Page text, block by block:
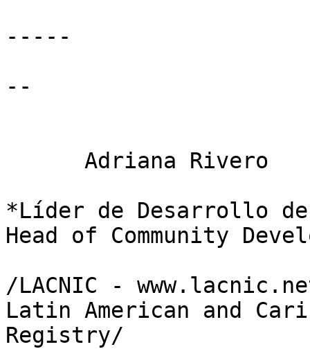
-----
--
*Líder de Desarrollo de
Head of Community
/LACNIC -
Latin American and
Registry/